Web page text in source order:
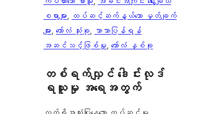
စရာများ, ထပ်ဆင့်ဆက်နွယ်သော မှတ်ချက်
များ, ကော်လံ သုံးခု, ဘာသာပြန်ရန်
အဆင်သင့်ဖြစ်မှု, ကော်လံ နှစ်ခု
တစ်ရက်လျှင် ဒေါင်းလုဒ်
ရယူမှု အရေအတွက်